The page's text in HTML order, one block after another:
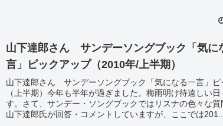
山下達郎さん サンデーソングブック「気に
言」ピックアップ（2010年/上半期）
山下達郎さん サンデーソングブック「気になる一言」ピ
（上半期）今年も半年が過ぎました。梅雨明け待遠しい日
す。さて、サンデー・ソングブックではリスナの色々な質
山下達郎氏が回答・コメントしていますが、ここでは201...